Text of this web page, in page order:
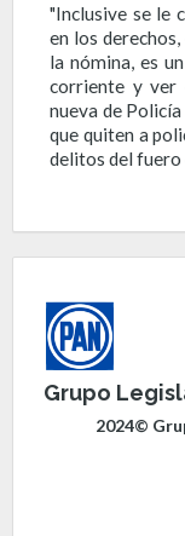
"Inclusive se le
en los
la nómina, es
corriente y ver
nueva de
que quiten a
delitos del fuero
Grupo
2024©